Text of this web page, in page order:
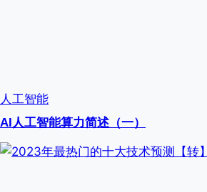
人工智能
AI人工智能算力简述（一）